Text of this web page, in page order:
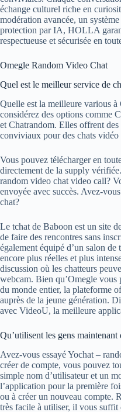
échange culturel riche en
modération avancée, un
protection par IA, HOLLA
respectueuse et sécurisée en
Omegle Random Video Chat
Quel est le meilleur service de
Quelle est la meilleure various
considérez des options comme
et Chatrandom. Elles offrent
conviviaux pour des chats vidéo
Vous pouvez télécharger en
directement de la supply
random video chat video call?
envoyée avec succès. Avez-
chat?
Le tchat de Baboon est un site
de faire des rencontres sans
également équipé d’un salon
encore plus réelles et plus
discussion où les chatteurs
webcam. Bien qu’Omegle vous
du monde entier, la plateforme
auprès de la jeune génération.
avec VideoU, la meilleure
Qu’utilisent les gens maintenant
Avez-vous essayé Yochat –
créer de compte, vous pouvez
simple nom d’utilisateur et un
l’application pour la première
ou à créer un nouveau compte.
très facile à utiliser, il vous suffit